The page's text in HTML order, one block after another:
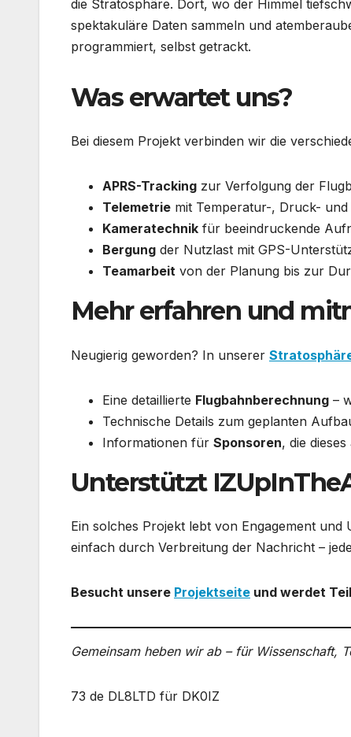
die Stratosphäre. Dort, wo der Himmel
spektakuläre Daten sammeln und
programmiert, selbst getrackt.
Was erwartet uns?
Bei diesem Projekt verbinden wir die
APRS-Tracking zur Verfolgung der
Telemetrie mit Temperatur-, Druck-
Kameratechnik für beeindruckende
Bergung der Nutzlast mit GPS-
Teamarbeit von der Planung bis zur
Mehr erfahren und
Neugierig geworden? In unserer
Eine detaillierte Flugbahnberechnung –
Technische Details zum geplanten
Informationen für Sponsoren, die
Unterstützt
Ein solches Projekt lebt von Engagement
einfach durch Verbreitung der Nachricht –
Besucht unsere Projektseite und werdet
Gemeinsam heben wir ab – für Wissenschaft,
73 de DL8LTD für DK0IZ